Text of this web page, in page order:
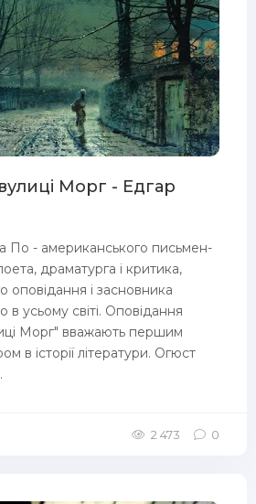
Морг - Едгар
По - американського письмен­
драматурга і критика,
оповідання і засновника
в усьому світі. Оповідання
Морг" вважають першим
в історії літератури. Огюст
2 473 0